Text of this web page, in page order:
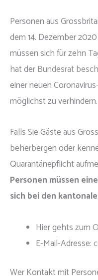
Personen aus
dem 14. Dezember
müssen sich für zehn
hat derBundesrat
einer neuen
möglichst zu verhindern.
Falls Sie Gäste aus
beherbergen oder
Quarantänepflicht
Personen müssen
sich bei den
Hier gehts zum
E-Mail-Adresse:
Wer Kontakt mit